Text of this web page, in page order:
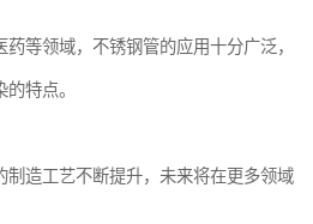
等领域，不锈钢管的应用十分广泛，
特点。
制造工艺不断提升，未来将在更多领域